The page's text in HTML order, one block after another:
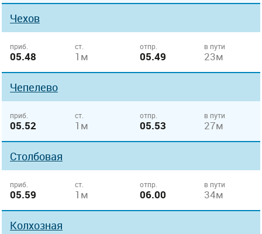
Чехов
приб.
05.48
ст.
1м
отпр.
05.49
в пути
23м
Чепелево
приб.
05.52
ст.
1м
отпр.
05.53
в пути
27м
Столбовая
приб.
05.59
ст.
1м
отпр.
06.00
в пути
34м
Колхозная